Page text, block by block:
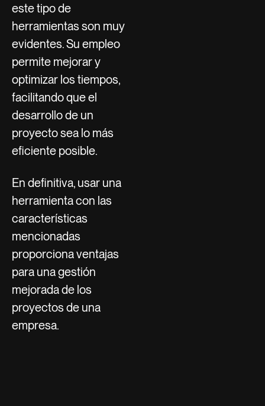
este tipo de
herramientas son muy
evidentes. Su empleo
permite mejorar y
optimizar los tiempos,
facilitando que el
desarrollo de un
proyecto sea lo más
eficiente posible.
En definitiva, usar una
herramienta con las
características
mencionadas
proporciona ventajas
para una gestión
mejorada de los
proyectos de una
empresa.